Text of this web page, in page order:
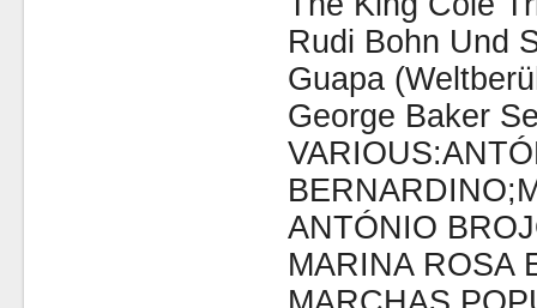
Rudi Bohn Und
Guapa
George Baker
ANTÓNIO
MARINA ROSA